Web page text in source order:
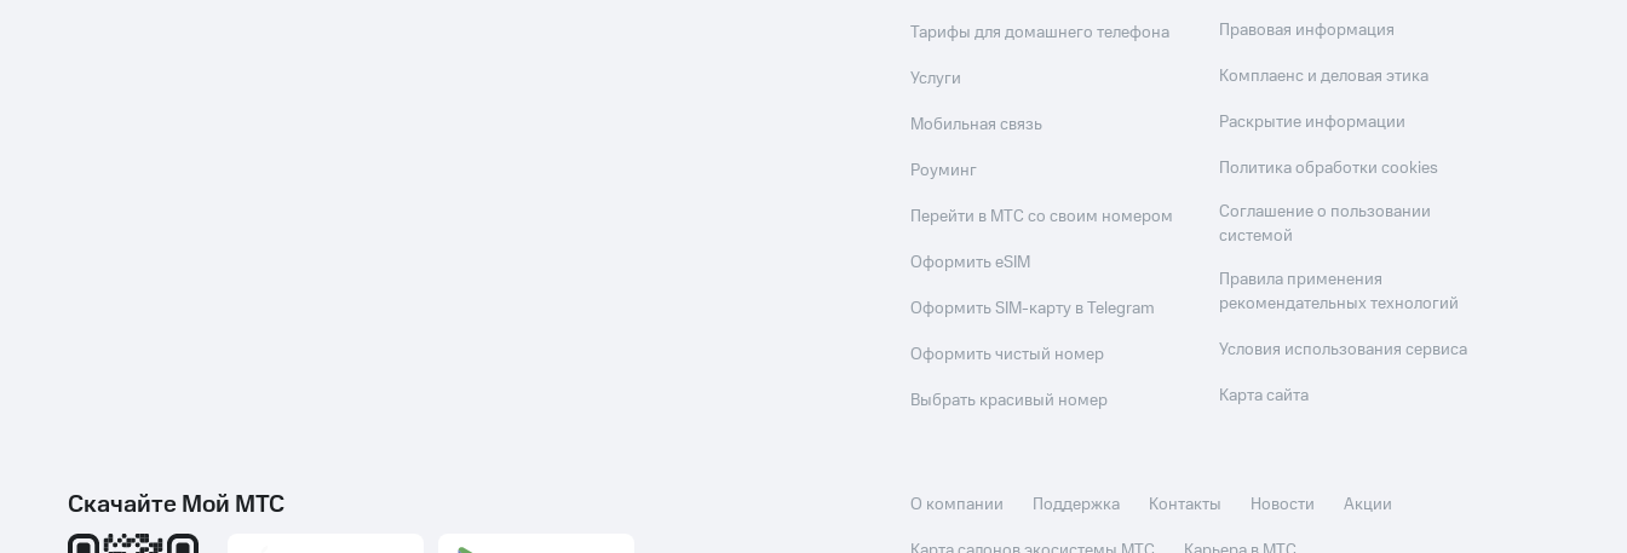
Тарифы для домашнего телефона
Услуги
Мобильная связь
Роуминг
Перейти в МТС со своим номером
Оформить eSIM
Оформить SIM-карту в Telegram
Оформить чистый номер
Выбрать красивый номер
Правовая информация
Комплаенс и деловая этика
Раскрытие информации
Политика обработки cookies
Соглашение о пользовании
системой
Правила применения
рекомендательных технологий
Условия использования сервиса
Карта сайта
Скачайте Мой МТС О компании Поддержка Контакты Новости
Акции